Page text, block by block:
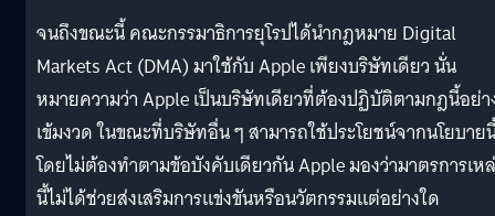
จนถึงขณะนี้ คณะกรรมาธิการยุโรปได้นำกฎหมาย Digital
Markets Act (DMA) มาใช้กับ Apple เพียงบริษัทเดียว นั่น
หมายความว่า Apple เป็นบริษัทเดียวที่ต้องปฏิบัติตามกฎนี้อย่า
เข้มงวด ในขณะที่บริษัทอื่น ๆ สามารถใช้ประโยชน์จากนโยบาย
โดยไม่ต้องทำตามข้อบังคับเดียวกัน Apple มองว่ามาตรการเห
นี้ไม่ได้ช่วยส่งเสริมการแข่งขันหรือนวัตกรรมแต่อย่างใด